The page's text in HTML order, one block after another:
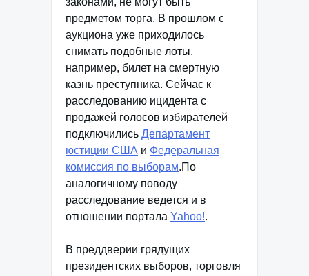
предметом торга. В прошлом с
аукциона уже приходилось
снимать подобные лоты,
например, билет на смертную
казнь преступника. Сейчас к
расследованию ицидента с
продажей голосов избирателей
подключились Департамент
юстиции США и Федеральная
комиссия по выборам.По
аналогичному поводу
расследование ведется и в
отношении портала Yahoo!.
В преддверии грядущих
президентских выборов, торговля